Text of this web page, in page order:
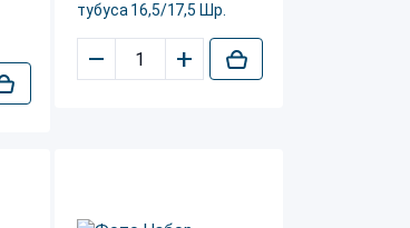
тубуса 16,5/17,5 Шр.
– +